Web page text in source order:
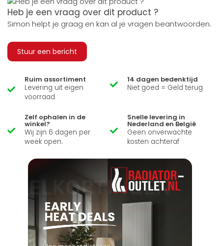
Heb je een vraag over dit product ?
Simon helpt je graag en kan al je vragen beantwoorden.
Stuur een bericht
Ruim assortiment
Levering uit eigen
voorraad
14 dagen bedenktijd
Niet goed = Geld terug
Zelf ophalen in de
winkel?
Wij zijn 6 dagen per
week open.
Snelle levering in
Nederland en België
Geen onverwachte
kosten achteraf